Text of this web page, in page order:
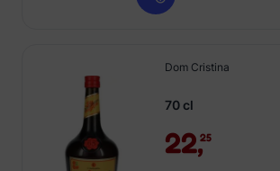
Dom Cristina
70 cl
22,25